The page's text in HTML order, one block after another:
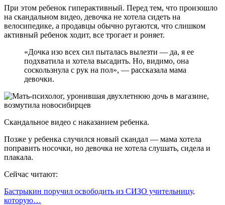
При этом ребенок гиперактивный. Перед тем, что произошло
на скандальном видео, девочка не хотела сидеть на
велосипедике, а продавцы обычно ругаются, что слишком
активный ребенок ходит, все трогает и роняет.
«Дочка изо всех сил пыталась вылезти — да, я ее
подхватила и хотела высадить. Но, видимо, она
соскользнула с рук на пол», — рассказала мама
девочки.
Скандальное видео с наказанием ребенка.
Позже у ребенка случился новый скандал — мама хотела
поправить носочки, но девочка не хотела слушать, сидела и
плакала.
Сейчас читают:
Бастрыкин поручил освободить из СИЗО учительницу,
которую…